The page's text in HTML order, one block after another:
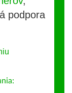
podpora